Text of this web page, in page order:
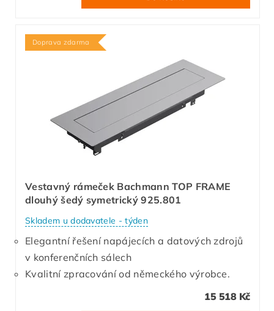
Doprava zdarma
Vestavný rámeček Bachmann TOP FRAME
dlouhý šedý symetrický 925.801
Skladem u dodavatele - týden
Elegantní řešení napájecích a datových zdrojů
v konferenčních sálech
Kvalitní zpracování od německého výrobce.
15 518 Kč